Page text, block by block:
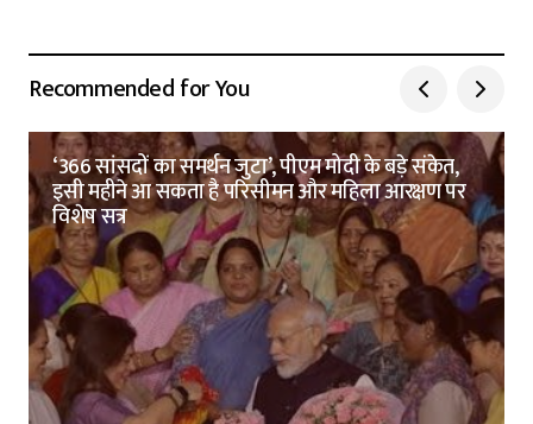
Recommended for You
‘366 सांसदों का समर्थन जुटा’, पीएम मोदी के बड़े संकेत,
इसी महीने आ सकता है परिसीमन और महिला आरक्षण पर
विशेष सत्र